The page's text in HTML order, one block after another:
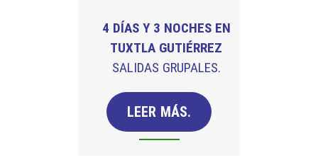
4 DÍAS Y 3 NOCHES EN
TUXTLA GUTIÉRREZ
SALIDAS GRUPALES.
LEER MÁS.